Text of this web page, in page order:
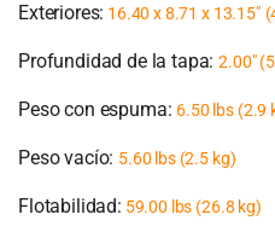
Exteriores: 16.40 x 8.71 x 13.15″
Profundidad de la tapa:2.00″
Peso con espuma: 6.50 lbs (2.9
Peso vacío: 5.60 lbs (2.5 kg)
Flotabilidad: 59.00 lbs (26.8 kg)